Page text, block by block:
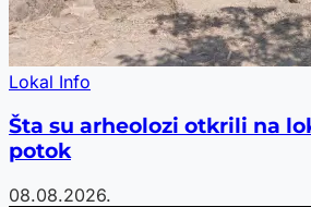
Lokal Info
Šta su arheolozi otkrili na
potok
08.08.2026.